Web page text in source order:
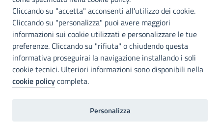
Cod. Fisc. 80021470820
PEC: cm.pa@cert.cittametropolitana.pa.it
I nostri canali social
Accessibilità
Città Metropolitana di Palermo si impegna a rendere il proprio sito
web accessibile, conformemente al D.lgs. 10 agosto 2018, n°106
Cliccando su "accetta" acconsenti all'utilizzo dei cookie.
Cliccando su "personalizza" puoi avere maggiori
informazioni sui cookie utilizzati e personalizzare le tue
preferenze. Cliccando su "rifiuta" o chiudendo questa
informativa proseguirai la navigazione installando i soli
cookie tecnici. Ulteriori informazioni sono disponibili nella
cookie policycompleta.
Personalizza